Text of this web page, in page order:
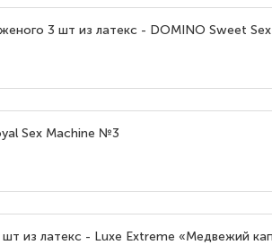
3 шт из латекс - DOMINO Sweet
Sex Machine №3
из латекс - Luxe Extreme «Медвежий